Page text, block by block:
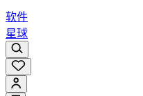
软件
星球